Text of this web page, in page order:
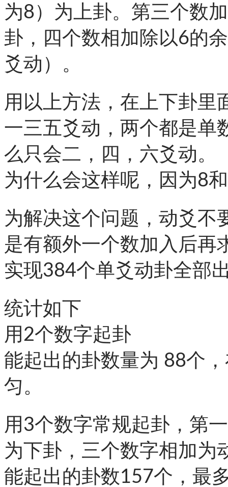
为8）为上卦。第三个数
卦，四个数相加除以6的
爻动）。
用以上方法，在上下卦里
一三五爻动，两个都是单
么只会二，四，六爻动。
为什么会这样呢，因为8
为解决这个问题，动爻不
是有额外一个数加入后再
实现384个单爻动卦全部
统计如下
用2个数字起卦
能起出的卦数量为 88个
匀。
用3个数字常规起卦，第
为下卦，三个数字相加为
能起出的卦数157个，最